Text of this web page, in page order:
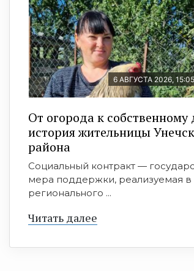
6 АВГУСТА 2026, 15:05
От огорода к собственному
история жительницы
района
Социальный контракт —
мера поддержки, реализуемая в
регионального ...
Читать далее